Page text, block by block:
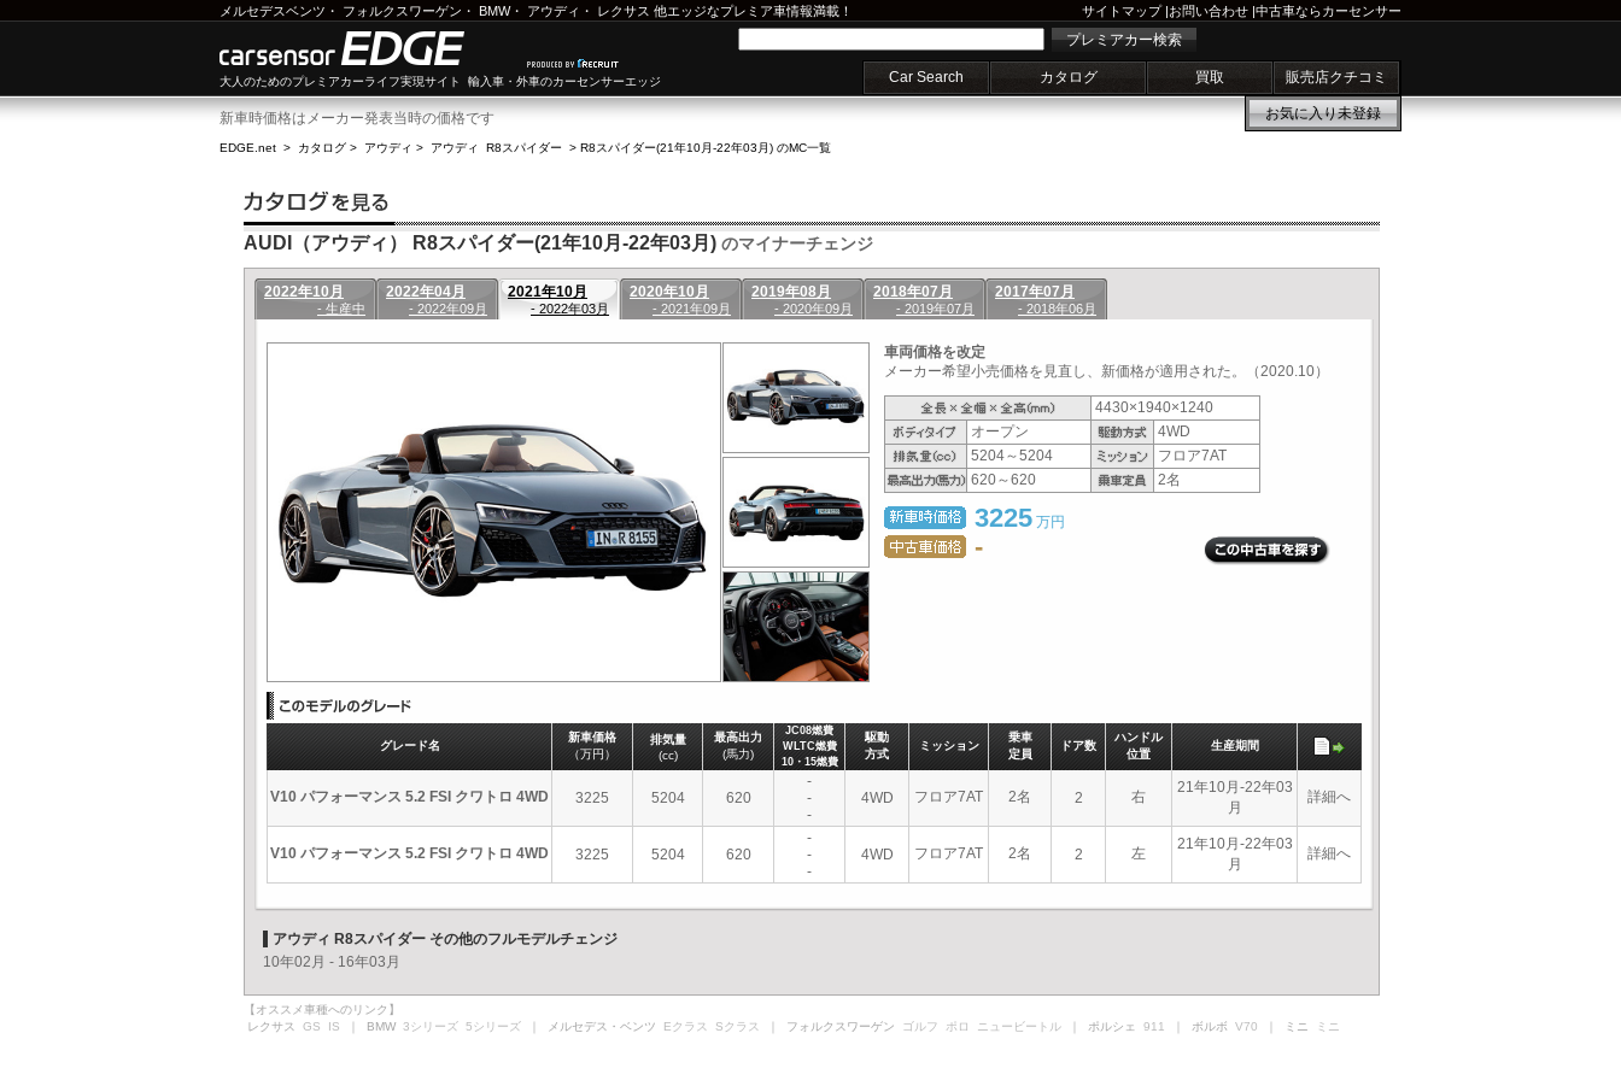
メルセデスベンツ ・ フォルクスワーゲン ・ BMW・ アウディ ・ レクサス 他エッジなプレミア車情報満載！ サイトマップ|お問い合わせ |中古車ならカーセンサー
大人のためのプレミアカーライフ実現サイト 輸入車・外車のカーセンサーエッジ
プレミアカー検索
Car Search カタログ 買取 販売店クチコミ
お気に入り未登録
新車時価格はメーカー発表当時の価格です
EDGE.net > カタログ > アウディ > アウディ R8スパイダー > R8スパイダー(21年10月-22年03月) のMC一覧
AUDI（アウディ） R8スパイダー(21年10月-22年03月) のマイナーチェンジ
2022年10月
- 生産中
2022年04月
- 2022年09月
2021年10月
- 2022年03月
2020年10月
- 2021年09月
2019年08月
- 2020年09月
2018年07月
- 2019年07月
2017年07月
- 2018年06月
車両価格を改定
メーカー希望小売価格を見直し、新価格が適用された。（2020.10）
4430×1940×1240
オープン
4WD
5204～5204
フロア7AT
620～620
2名
3225 万円
-
グレード名
新車価格
（万円）
排気量
(cc)
最高出力
(馬力)
JC08燃費
WLTC燃費
10・15燃費
駆動
方式
ミッション
乗車
定員
ドア数
ハンドル
位置
生産期間
V10 パフォーマンス 5.2 FSI クワトロ 4WD 3225 5204 620
-
-
-
4WD フロア7AT 2名 2 右
21年10月-22年03
月
詳細へ
V10 パフォーマンス 5.2 FSI クワトロ 4WD 3225 5204 620
-
-
-
4WD フロア7AT 2名 2 左
21年10月-22年03
月
詳細へ
アウディ R8スパイダー その他のフルモデルチェンジ
10年02月 - 16年03月
【オススメ車種へのリンク】
レクサス GS IS ｜ BMW 3シリーズ 5シリーズ ｜ メルセデス・ベンツ Eクラス Sクラス ｜ フォルクスワーゲン ゴルフ ポロ ニュービートル ｜ ポルシェ 911 ｜ ボルボ V70 ｜ ミニ ミニ